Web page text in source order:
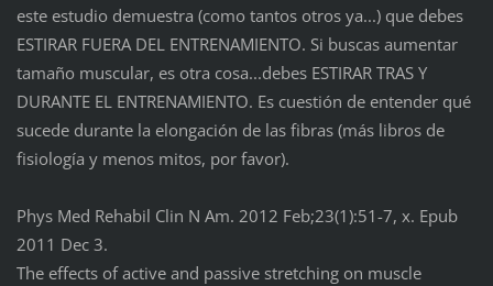
este estudio demuestra (como tantos otros ya...) que debes
ESTIRAR FUERA DEL ENTRENAMIENTO. Si buscas aumentar
tamaño muscular, es otra cosa...debes ESTIRAR TRAS Y
DURANTE EL ENTRENAMIENTO. Es cuestión de entender qué
sucede durante la elongación de las fibras (más libros de
fisiología y menos mitos, por favor).
Phys Med Rehabil Clin N Am. 2012 Feb;23(1):51-7, x. Epub
2011 Dec 3.
The effects of active and passive stretching on muscle